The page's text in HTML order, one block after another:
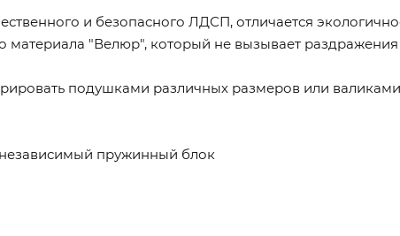
и безопасного ЛДСП, отличается
материала "Велюр", который не вызывает
подушками различных размеров или
пружинный блок